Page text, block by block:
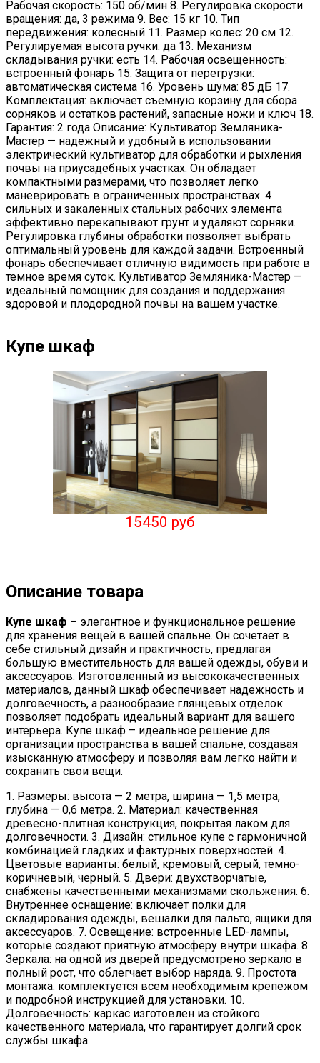
Рабочая скорость: 150 об/мин 8. Регулировка скорости
вращения: да, 3 режима 9. Вес: 15 кг 10. Тип
передвижения: колесный 11. Размер колес: 20 см 12.
Регулируемая высота ручки: да 13. Механизм
складывания ручки: есть 14. Рабочая освещенность:
встроенный фонарь 15. Защита от перегрузки:
автоматическая система 16. Уровень шума: 85 дБ 17.
Комплектация: включает съемную корзину для сбора
сорняков и остатков растений, запасные ножи и ключ 18.
Гарантия: 2 года Описание: Культиватор Земляника-
Мастер — надежный и удобный в использовании
электрический культиватор для обработки и рыхления
почвы на приусадебных участках. Он обладает
компактными размерами, что позволяет легко
маневрировать в ограниченных пространствах. 4
сильных и закаленных стальных рабочих элемента
эффективно перекапывают грунт и удаляют сорняки.
Регулировка глубины обработки позволяет выбрать
оптимальный уровень для каждой задачи. Встроенный
фонарь обеспечивает отличную видимость при работе в
темное время суток. Культиватор Земляника-Мастер —
идеальный помощник для создания и поддержания
здоровой и плодородной почвы на вашем участке.
Купе шкаф
15450 руб
Описание товара
Купе шкаф – элегантное и функциональное решение
для хранения вещей в вашей спальне. Он сочетает в
себе стильный дизайн и практичность, предлагая
большую вместительность для вашей одежды, обуви и
аксессуаров. Изготовленный из высококачественных
материалов, данный шкаф обеспечивает надежность и
долговечность, а разнообразие глянцевых отделок
позволяет подобрать идеальный вариант для вашего
интерьера. Купе шкаф – идеальное решение для
организации пространства в вашей спальне, создавая
изысканную атмосферу и позволяя вам легко найти и
сохранить свои вещи.
1. Размеры: высота — 2 метра, ширина — 1,5 метра,
глубина — 0,6 метра. 2. Материал: качественная
древесно-плитная конструкция, покрытая лаком для
долговечности. 3. Дизайн: стильное купе с гармоничной
комбинацией гладких и фактурных поверхностей. 4.
Цветовые варианты: белый, кремовый, серый, темно-
коричневый, черный. 5. Двери: двухстворчатые,
снабжены качественными механизмами скольжения. 6.
Внутреннее оснащение: включает полки для
складирования одежды, вешалки для пальто, ящики для
аксессуаров. 7. Освещение: встроенные LED-лампы,
которые создают приятную атмосферу внутри шкафа. 8.
Зеркала: на одной из дверей предусмотрено зеркало в
полный рост, что облегчает выбор наряда. 9. Простота
монтажа: комплектуется всем необходимым крепежом
и подробной инструкцией для установки. 10.
Долговечность: каркас изготовлен из стойкого
качественного материала, что гарантирует долгий срок
службы шкафа.